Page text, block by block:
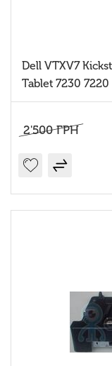
Dell VTXV7
Tablet 7230
2'500 ГРН